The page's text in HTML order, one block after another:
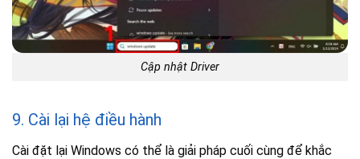
Cập nhật Driver
9. Cài lại hệ điều hành
Cài đặt lại Windows có thể là giải pháp cuối cùng để khắc